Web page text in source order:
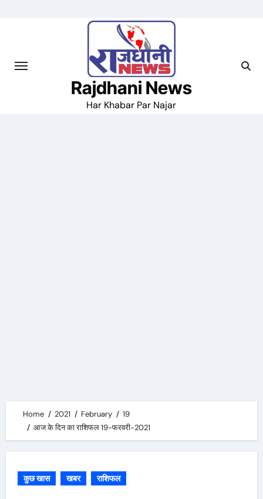
Rajdhani News
Har Khabar Par Najar
Home 2021 February
19
आज के दिन का राशिफल 19-फरवरी-2021
कुछ खास खबर राशिफल